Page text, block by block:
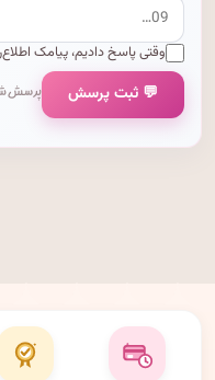
وقتی پاسخ دادیم، پیامک
💬 ثبت پرسش پرسش